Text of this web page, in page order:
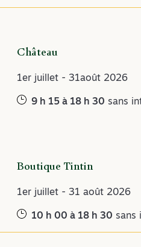
Château
1er juillet - 31août 2026
9 h 15 à 18 h 30 sans
Boutique Tintin
1er juillet - 31 août 2026
10 h 00 à 18 h 30 sans